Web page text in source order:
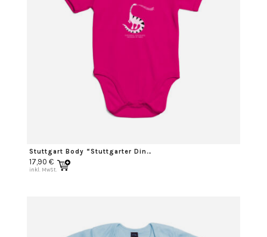
Stuttgart Body “Stuttgarter Dino” weiß
17,90 €
inkl. MwSt.